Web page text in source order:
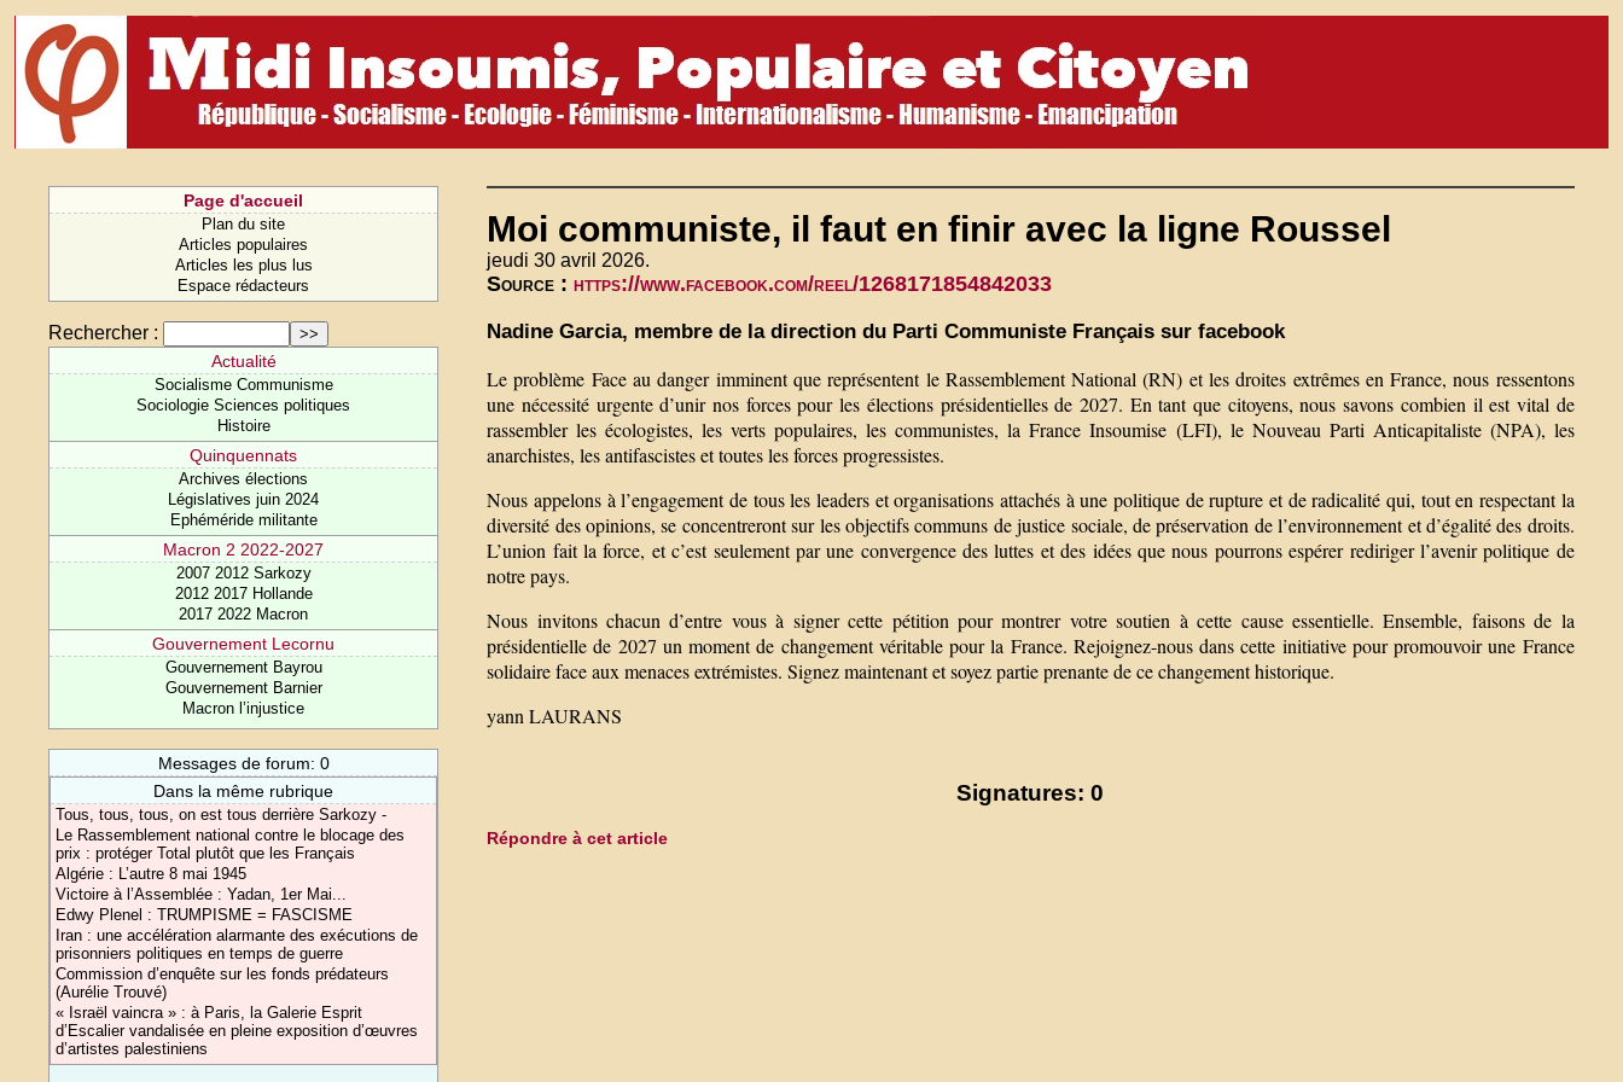
Page d'accueil
Plan du site
Articles populaires
Articles les plus lus
Espace rédacteurs
Rechercher :
Actualité
Socialisme Communisme
Sociologie Sciences politiques
Histoire
Quinquennats
Archives élections
Législatives juin 2024
Ephéméride militante
Macron 2 2022-2027
2007 2012 Sarkozy
2012 2017 Hollande
2017 2022 Macron
Gouvernement Lecornu
Gouvernement Bayrou
Gouvernement Barnier
Macron l’injustice
Messages de forum: 0
Dans la même rubrique
Tous, tous, tous, on est tous derrière Sarkozy -
Le Rassemblement national contre le blocage des
prix : protéger Total plutôt que les Français
Algérie : L’autre 8 mai 1945
Victoire à l’Assemblée : Yadan, 1er Mai...
Edwy Plenel : TRUMPISME = FASCISME
Iran : une accélération alarmante des exécutions de
prisonniers politiques en temps de guerre
Commission d’enquête sur les fonds prédateurs
(Aurélie Trouvé)
« Israël vaincra » : à Paris, la Galerie Esprit
d’Escalier vandalisée en pleine exposition d’œuvres
d’artistes palestiniens
Moi communiste, il faut en finir avec la ligne Roussel
jeudi 30 avril 2026.
Source :https://www.facebook.com/reel/1268171854842033
Nadine Garcia, membre de la direction du Parti Communiste Français sur facebook
Le problème Face au danger imminent que représentent le Rassemblement National (RN) et les droites extrêmes en France, nous ressentons
une nécessité urgente d’unir nos forces pour les élections présidentielles de 2027. En tant que citoyens, nous savons combien il est vital de
rassembler les écologistes, les verts populaires, les communistes, la France Insoumise (LFI), le Nouveau Parti Anticapitaliste (NPA), les
anarchistes, les antifascistes et toutes les forces progressistes.
Nous appelons à l’engagement de tous les leaders et organisations attachés à une politique de rupture et de radicalité qui, tout en respectant la
diversité des opinions, se concentreront sur les objectifs communs de justice sociale, de préservation de l’environnement et d’égalité des droits.
L’union fait la force, et c’est seulement par une convergence des luttes et des idées que nous pourrons espérer rediriger l’avenir politique de
notre pays.
Nous invitons chacun d’entre vous à signer cette pétition pour montrer votre soutien à cette cause essentielle. Ensemble, faisons de la
présidentielle de 2027 un moment de changement véritable pour la France. Rejoignez-nous dans cette initiative pour promouvoir une France
solidaire face aux menaces extrémistes. Signez maintenant et soyez partie prenante de ce changement historique.
yann LAURANS
Signatures: 0
Répondre à cet article